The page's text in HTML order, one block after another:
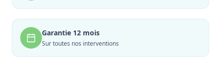
Garantie 12 mois
Sur toutes nos interventions